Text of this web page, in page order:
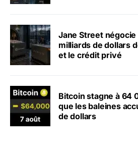
Jane Street négocie
milliards de dollars
et le crédit privé
Bitcoin stagne à 64
que les baleines
de dollars